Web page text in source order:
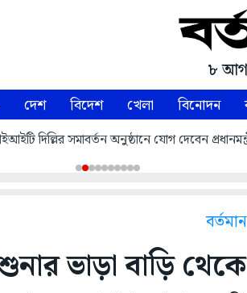
৮
দেশ বিদেশ খেলা বিনোদন
দিল্লির সমাবর্তন অনুষ্ঠানে যোগ দেবেন
বর্তমান
ভাড়া বাড়ি